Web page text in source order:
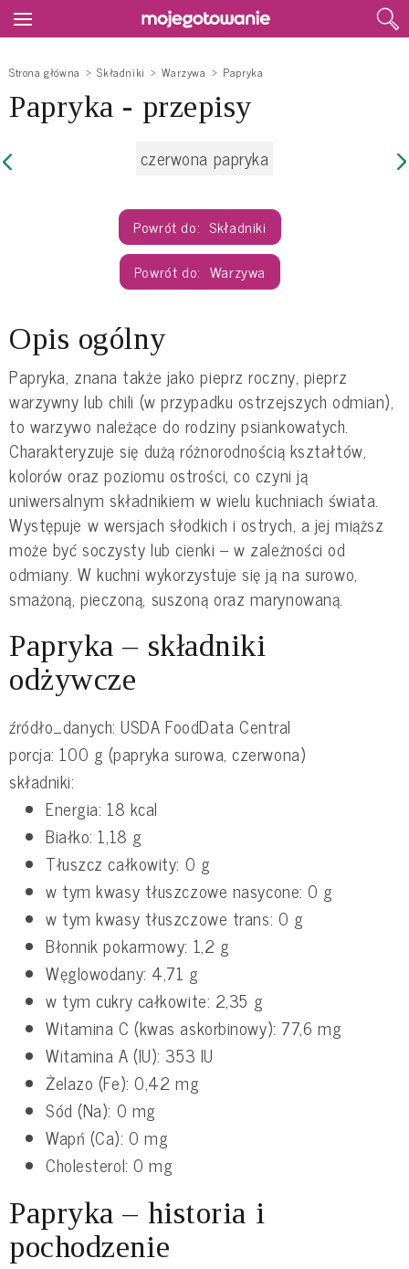
Strona główna Składniki Warzywa Papryka
Papryka - przepisy
czerwona papryka
Składniki
Warzywa
Opis ogólny
Papryka, znana także jako pieprz roczny, pieprz
warzywny lub chili (w przypadku ostrzejszych odmian),
to warzywo należące do rodziny psiankowatych.
Charakteryzuje się dużą różnorodnością kształtów,
kolorów oraz poziomu ostrości, co czyni ją
uniwersalnym składnikiem w wielu kuchniach świata.
Występuje w wersjach słodkich i ostrych, a jej miąższ
może być soczysty lub cienki – w zależności od
odmiany. W kuchni wykorzystuje się ją na surowo,
smażoną, pieczoną, suszoną oraz marynowaną.
Papryka – składniki
odżywcze
źródło_danych: USDA FoodData Central
porcja: 100 g (papryka surowa, czerwona)
składniki:
Energia: 18 kcal
Białko: 1,18 g
Tłuszcz całkowity: 0 g
w tym kwasy tłuszczowe nasycone: 0 g
w tym kwasy tłuszczowe trans: 0 g
Błonnik pokarmowy: 1,2 g
Węglowodany: 4,71 g
w tym cukry całkowite: 2,35 g
Witamina C (kwas askorbinowy): 77,6 mg
Witamina A (IU): 353 IU
Żelazo (Fe): 0,42 mg
Sód (Na): 0 mg
Wapń (Ca): 0 mg
Cholesterol: 0 mg
Papryka – historia i
pochodzenie